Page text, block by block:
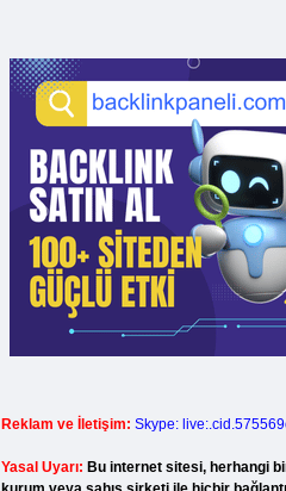
Reklam ve İletişim: Skype:
Yasal Uyarı: Bu internet sitesi, herhangi